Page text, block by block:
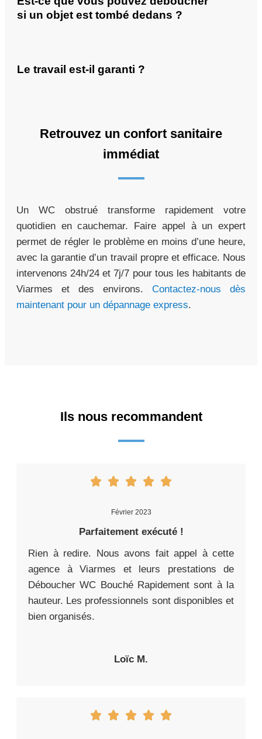
si un objet est tombé dedans ?
Le travail est-il garanti ?
Retrouvez un confort sanitaire
immédiat
Un WC obstrué transforme rapidement votre
quotidien en cauchemar. Faire appel à un expert
permet de régler le problème en moins d’une heure,
avec la garantie d’un travail propre et efficace. Nous
intervenons 24h/24 et 7j/7 pour tous les habitants de
Viarmes et des environs. Contactez-nous dès
maintenant pour un dépannage express.
Ils nous recommandent
Février 2023
Parfaitement exécuté !
Rien à redire. Nous avons fait appel à cette
agence à Viarmes et leurs prestations de
Déboucher WC Bouché Rapidement sont à la
hauteur. Les professionnels sont disponibles et
bien organisés.
Loïc M.